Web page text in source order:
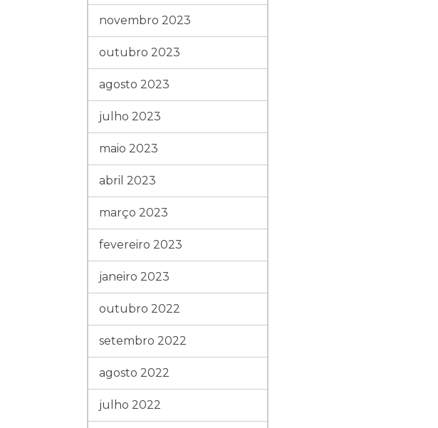
novembro 2023
outubro 2023
agosto 2023
julho 2023
maio 2023
abril 2023
março 2023
fevereiro 2023
janeiro 2023
outubro 2022
setembro 2022
agosto 2022
julho 2022